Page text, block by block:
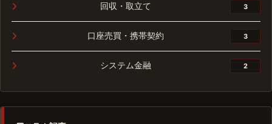
回収・取立て 3
口座売買・携帯契約 3
システム金融 2